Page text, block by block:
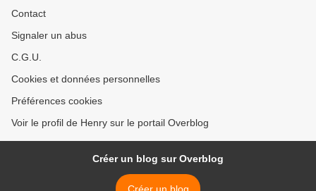
Contact
Signaler un abus
C.G.U.
Cookies et données personnelles
Préférences cookies
Voir le profil de Henry sur le portail Overblog
Créer un blog sur Overblog